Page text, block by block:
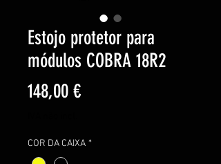
Estojo protetor para
módulos COBRA 18R2
148,00 €Preço
COR DA CAIXA *